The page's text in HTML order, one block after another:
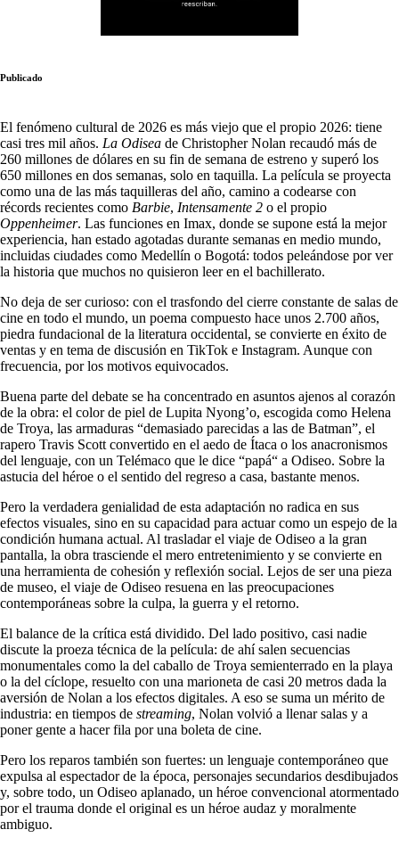
Publicado
El fenómeno cultural de 2026 es más viejo que el propio 2026: tiene
casi tres mil años. La Odisea de Christopher Nolan recaudó más de
260 millones de dólares en su fin de semana de estreno y superó los
650 millones en dos semanas, solo en taquilla. La película se proyecta
como una de las más taquilleras del año, camino a codearse con
récords recientes como Barbie, Intensamente 2 o el propio
Oppenheimer. Las funciones en Imax, donde se supone está la mejor
experiencia, han estado agotadas durante semanas en medio mundo,
incluidas ciudades como Medellín o Bogotá: todos peleándose por ver
la historia que muchos no quisieron leer en el bachillerato.
No deja de ser curioso: con el trasfondo del cierre constante de salas de
cine en todo el mundo, un poema compuesto hace unos 2.700 años,
piedra fundacional de la literatura occidental, se convierte en éxito de
ventas y en tema de discusión en TikTok e Instagram. Aunque con
frecuencia, por los motivos equivocados.
Buena parte del debate se ha concentrado en asuntos ajenos al corazón
de la obra: el color de piel de Lupita Nyong’o, escogida como Helena
de Troya, las armaduras “demasiado parecidas a las de Batman”, el
rapero Travis Scott convertido en el aedo de Ítaca o los anacronismos
del lenguaje, con un Telémaco que le dice “papá“ a Odiseo. Sobre la
astucia del héroe o el sentido del regreso a casa, bastante menos.
Pero la verdadera genialidad de esta adaptación no radica en sus
efectos visuales, sino en su capacidad para actuar como un espejo de la
condición humana actual. Al trasladar el viaje de Odiseo a la gran
pantalla, la obra trasciende el mero entretenimiento y se convierte en
una herramienta de cohesión y reflexión social. Lejos de ser una pieza
de museo, el viaje de Odiseo resuena en las preocupaciones
contemporáneas sobre la culpa, la guerra y el retorno.
El balance de la crítica está dividido. Del lado positivo, casi nadie
discute la proeza técnica de la película: de ahí salen secuencias
monumentales como la del caballo de Troya semienterrado en la playa
o la del cíclope, resuelto con una marioneta de casi 20 metros dada la
aversión de Nolan a los efectos digitales. A eso se suma un mérito de
industria: en tiempos de streaming, Nolan volvió a llenar salas y a
poner gente a hacer fila por una boleta de cine.
Pero los reparos también son fuertes: un lenguaje contemporáneo que
expulsa al espectador de la época, personajes secundarios desdibujados
y, sobre todo, un Odiseo aplanado, un héroe convencional atormentado
por el trauma donde el original es un héroe audaz y moralmente
ambiguo.